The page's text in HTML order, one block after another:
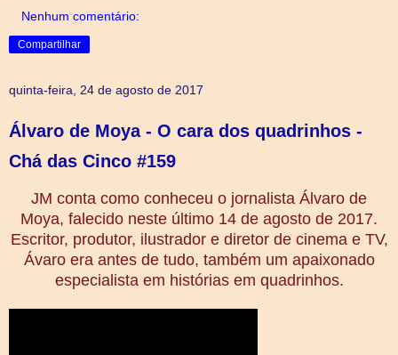
Nenhum comentário:
Compartilhar
quinta-feira, 24 de agosto de 2017
Álvaro de Moya - O cara dos quadrinhos -
Chá das Cinco #159
JM conta como conheceu o jornalista Álvaro de
Moya, falecido neste último 14 de agosto de 2017.
Escritor, produtor, ilustrador e diretor de cinema e TV,
Ávaro era antes de tudo, também um apaixonado
especialista em histórias em quadrinhos.